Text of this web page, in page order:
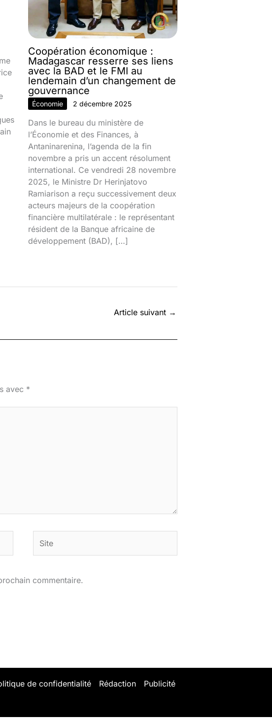
Coopération économique :
Madagascar resserre ses liens
avec la BAD et le FMI au
lendemain d’un changement de
gouvernance
Économie 2 décembre 2025
Dans le bureau du ministère de
l’Économie et des Finances, à
Antaninarenina, l’agenda de la fin
novembre a pris un accent résolument
international. Ce vendredi 28 novembre
2025, le Ministre Dr Herinjatovo
Ramiarison a reçu successivement deux
acteurs majeurs de la coopération
financière multilatérale : le représentant
résident de la Banque africaine de
développement (BAD), […]
Article suivant →
avec *
commentaire.
de confidentialité Rédaction Publicité